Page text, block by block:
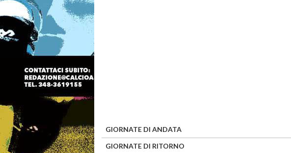
GIORNATE DI ANDATA
GIORNATE DI RITORNO